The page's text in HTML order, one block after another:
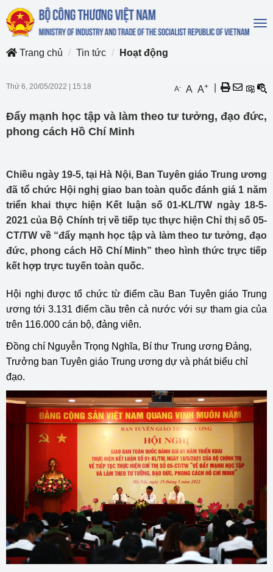
Trang chủ
Tin tức Hoạt động
Thứ 6, 20/05/2022 15:18 A- A A+
Đẩy mạnh học tập và làm theo tư tưởng, đạo đức,
phong cách Hồ Chí Minh
Chiều ngày 19-5, tại Hà Nội, Ban Tuyên giáo Trung ương
đã tổ chức Hội nghị giao ban toàn quốc đánh giá 1 năm
triển khai thực hiện Kết luận số 01-KL/TW ngày 18-5-
2021 của Bộ Chính trị về tiếp tục thực hiện Chỉ thị số 05-
CT/TW về “đẩy mạnh học tập và làm theo tư tưởng, đạo
đức, phong cách Hồ Chí Minh” theo hình thức trực tiếp
kết hợp trực tuyến toàn quốc.
Hội nghị được tổ chức từ điểm cầu Ban Tuyên giáo Trung
ương tới 3.131 điểm cầu trên cả nước với sự tham gia của
trên 116.000 cán bộ, đảng viên.
Đồng chí Nguyễn Trọng Nghĩa, Bí thư Trung ương Đảng,
Trưởng ban Tuyên giáo Trung ương dự và phát biểu chỉ
đạo.